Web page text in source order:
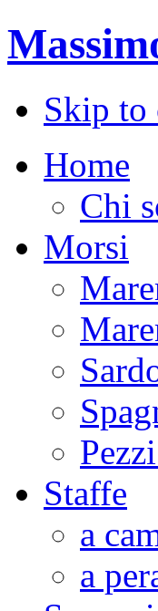
Skip to
Home
Chi
Morsi
Staffe
a
a